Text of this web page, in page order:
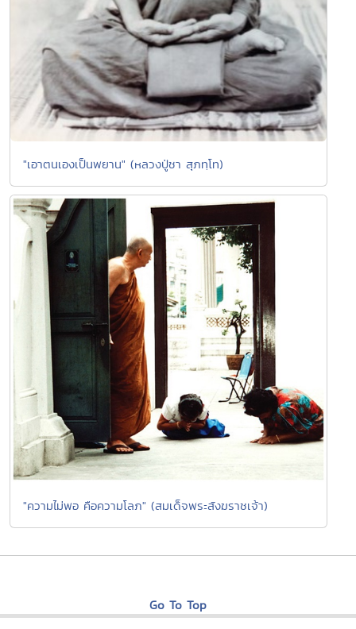
"เอาตนเองเป็นพยาน" (หลวงปู่ชา สุภทฺโท)
"ความไม่พอ คือความโลภ" (สมเด็จพระสังฆราชเจ้า)
Go To Top